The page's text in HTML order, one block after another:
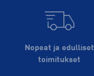
Nopeat ja edulliset
toimitukset